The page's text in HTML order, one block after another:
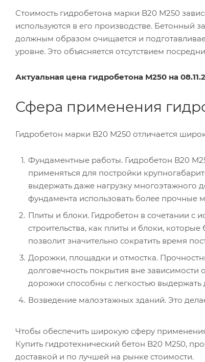
Стоимость гидробетона марки B20 М250
используются в его производстве. Бетонный
должным образом очищается и
уровне. Это объясняется отсутствием
Актуальная цена гидробетона М250 на
Сфера применения
Гидробетон марки B20 М250 отличается
Фундаментные работы. Гидробетон B20
применяться для постройки
выдержать даже нагрузку многоэтажного
фундамента использовать более прочные
Плиты и блоки. Гидробетон в сочетании с
строительства, как плиты и блоки,
позволит значительно сократить время
Дорожки, площадки и отмостка.
долговечность покрытия вне зависимости
дорожки способны с легкостью выдержать
Возведение малоэтажных зданий. Это
Чтобы обеспечить широкую сферу
Купить гидротехнический бетон B20 М250,
доставкой и по лучшей на рынке стоимости.